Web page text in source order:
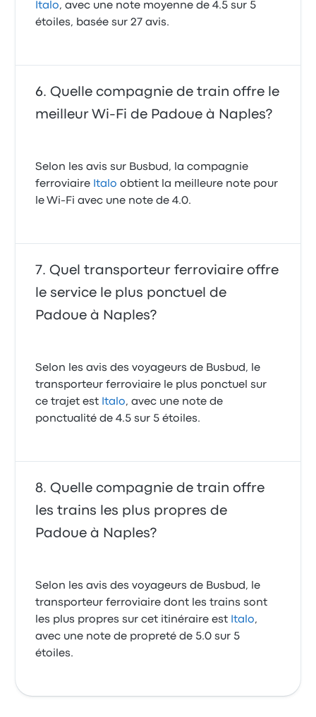
Italo, avec une note moyenne de 4.5 sur 5
étoiles, basée sur 27 avis.
Quelle compagnie de train offre le
meilleur Wi-Fi de Padoue à Naples?
Selon les avis sur Busbud, la compagnie
ferroviaire Italo obtient la meilleure note pour
le Wi‑Fi avec une note de 4.0.
Quel transporteur ferroviaire offre
le service le plus ponctuel de
Padoue à Naples?
Selon les avis des voyageurs de Busbud, le
transporteur ferroviaire le plus ponctuel sur
ce trajet est Italo, avec une note de
ponctualité de 4.5 sur 5 étoiles.
Quelle compagnie de train offre
les trains les plus propres de
Padoue à Naples?
Selon les avis des voyageurs de Busbud, le
transporteur ferroviaire dont les trains sont
les plus propres sur cet itinéraire est Italo,
avec une note de propreté de 5.0 sur 5
étoiles.